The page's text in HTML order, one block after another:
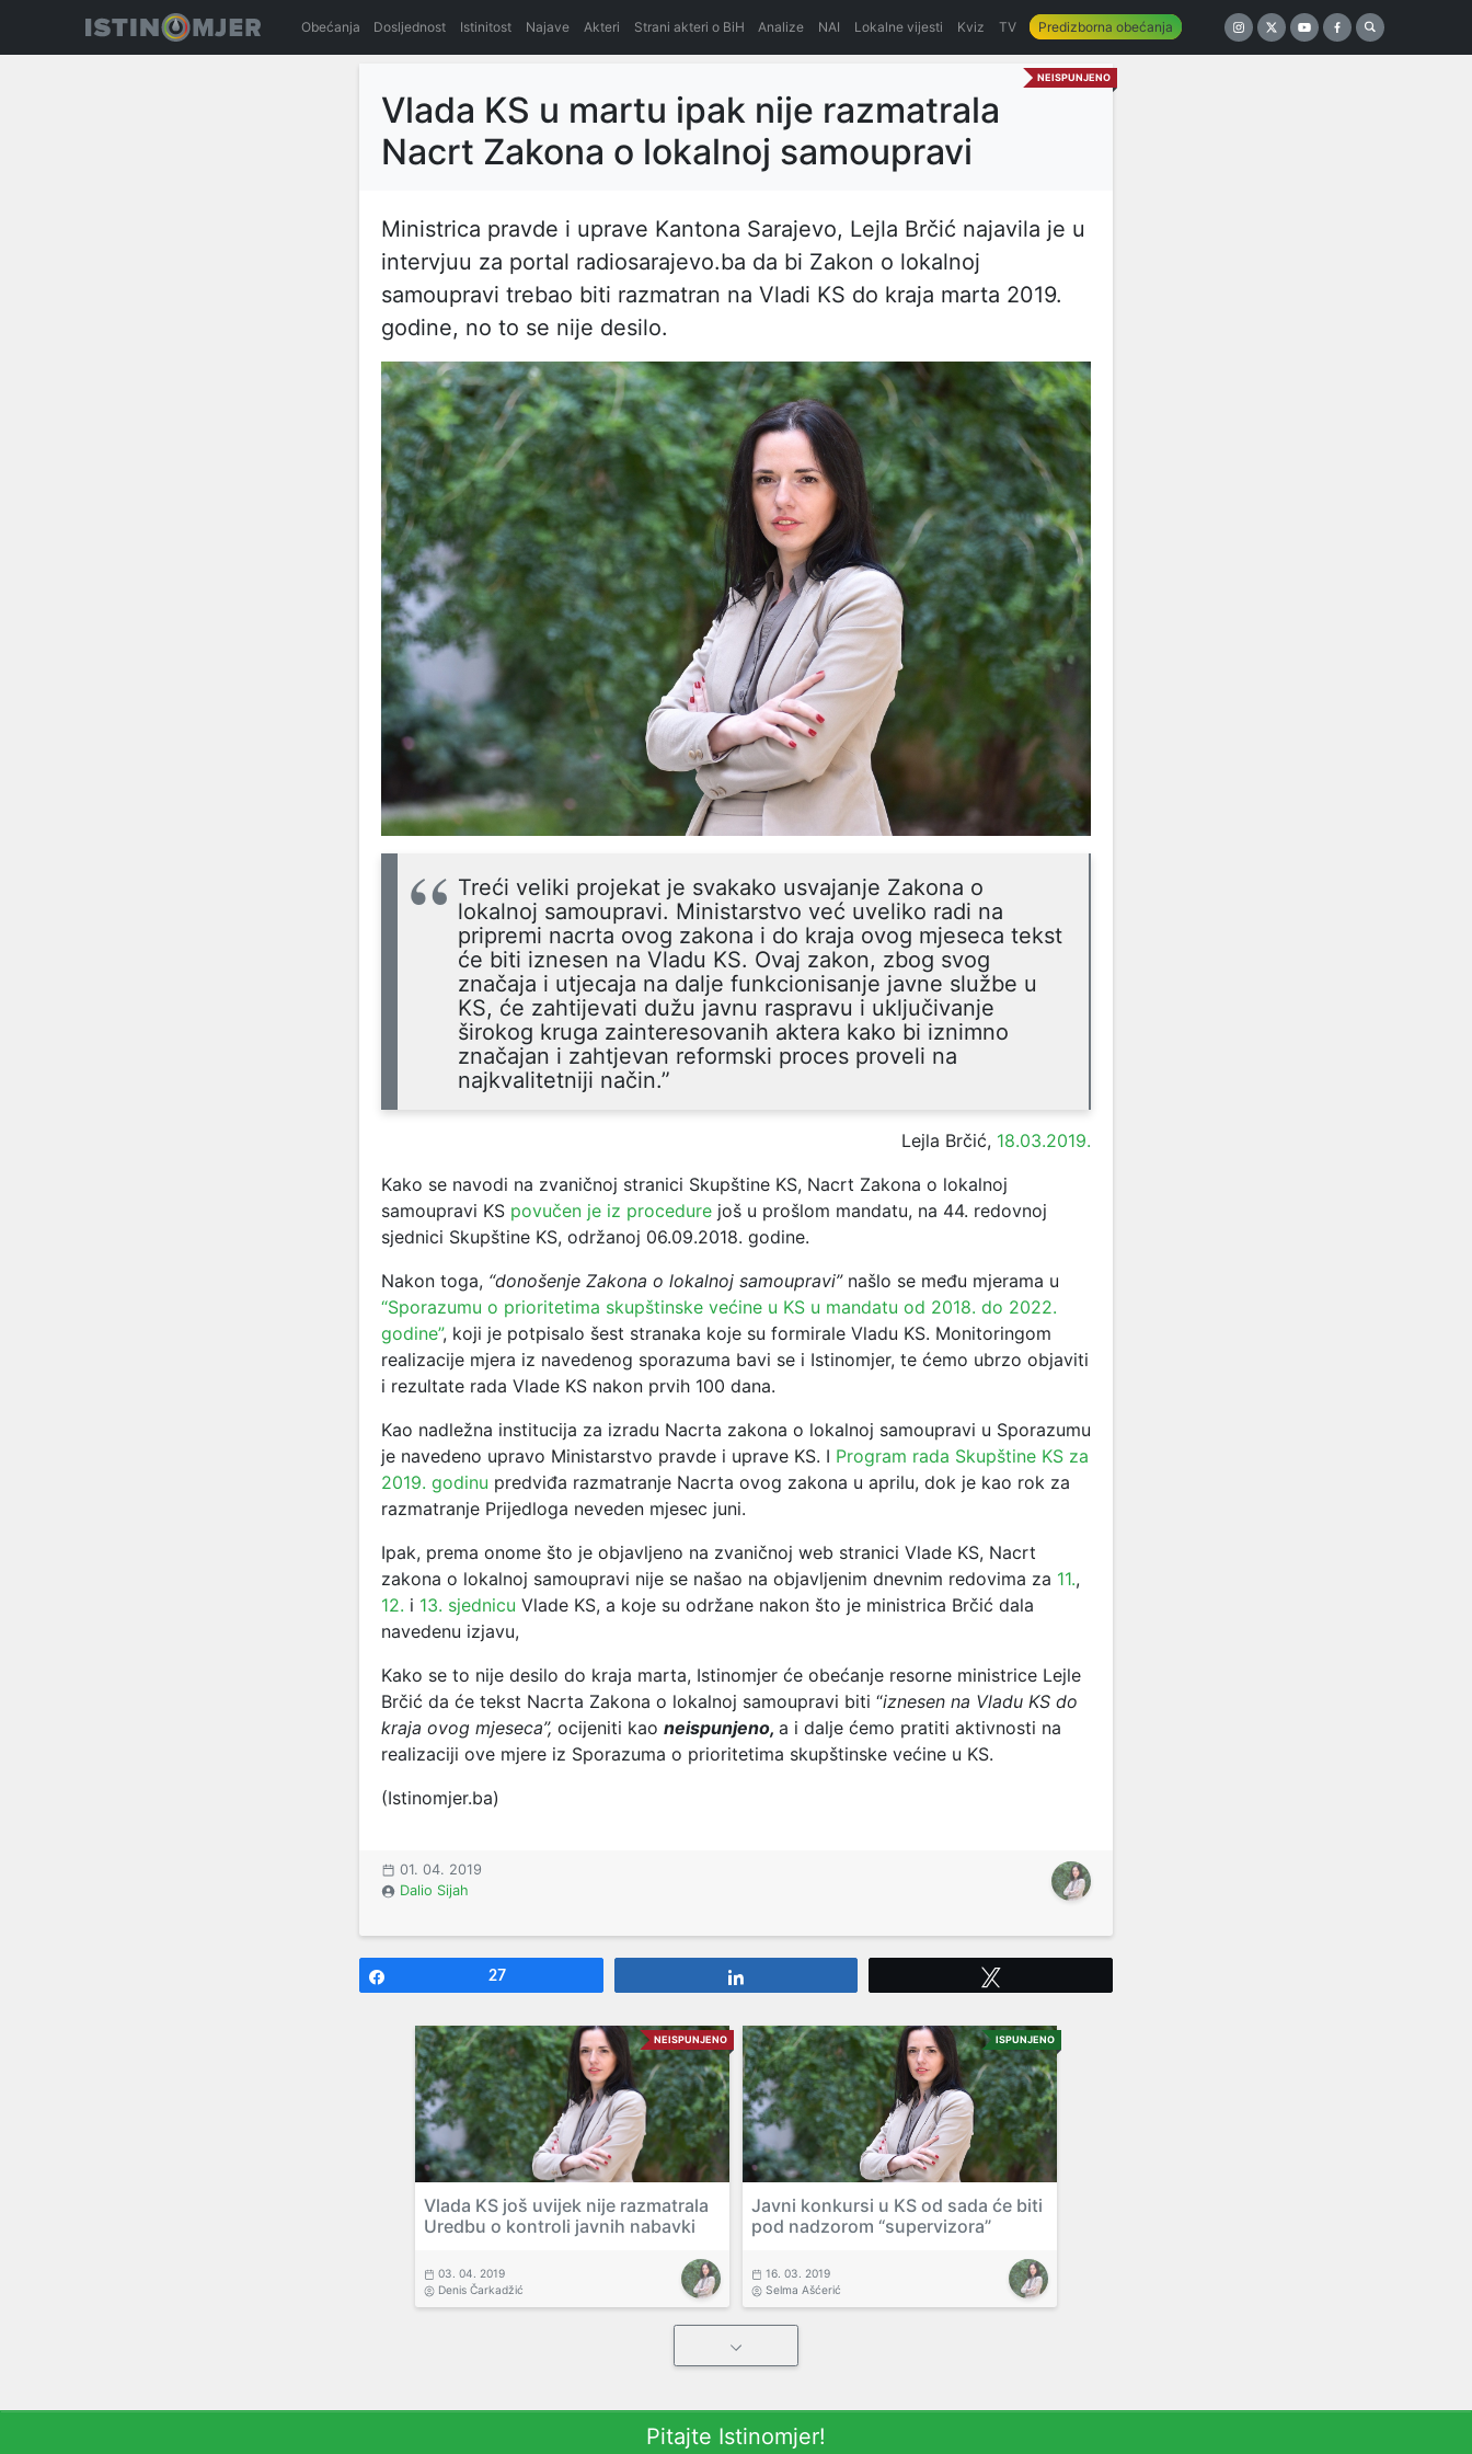
Obećanja Dosljednost Istinitost Najave Akteri Strani akteri o BiH Analize NAI Lokalne vijesti Kviz TV Predizborna obećanja
NEISPUNJENO
Vlada KS u martu ipak nije razmatrala
Nacrt Zakona o lokalnoj samoupravi
Ministrica pravde i uprave Kantona Sarajevo, Lejla Brčić najavila je u
intervjuu za portal radiosarajevo.ba da bi Zakon o lokalnoj
samoupravi trebao biti razmatran na Vladi KS do kraja marta 2019.
godine, no to se nije desilo.
Treći veliki projekat je svakako usvajanje Zakona o
lokalnoj samoupravi. Ministarstvo već uveliko radi na
pripremi nacrta ovog zakona i do kraja ovog mjeseca tekst
će biti iznesen na Vladu KS. Ovaj zakon, zbog svog
značaja i utjecaja na dalje funkcionisanje javne službe u
KS, će zahtijevati dužu javnu raspravu i uključivanje
širokog kruga zainteresovanih aktera kako bi iznimno
značajan i zahtjevan reformski proces proveli na
najkvalitetniji način.”
Lejla Brčić, 18.03.2019.
Kako se navodi na zvaničnoj stranici Skupštine KS, Nacrt Zakona o lokalnoj
samoupravi KS povučen je iz procedure još u prošlom mandatu, na 44. redovnoj
sjednici Skupštine KS, održanoj 06.09.2018. godine.
Nakon toga, “donošenje Zakona o lokalnoj samoupravi”našlo se među mjerama u
“Sporazumu o prioritetima skupštinske većine u KS u mandatu od 2018. do 2022.
godine”, koji je potpisalo šest stranaka koje su formirale Vladu KS. Monitoringom
realizacije mjera iz navedenog sporazuma bavi se i Istinomjer, te ćemo ubrzo objaviti
i rezultate rada Vlade KS nakon prvih 100 dana.
Kao nadležna institucija za izradu Nacrta zakona o lokalnoj samoupravi u Sporazumu
je navedeno upravo Ministarstvo pravde i uprave KS. I Program rada Skupštine KS za
2019. godinu predviđa razmatranje Nacrta ovog zakona u aprilu, dok je kao rok za
razmatranje Prijedloga neveden mjesec juni.
Ipak, prema onome što je objavljeno na zvaničnoj web stranici Vlade KS, Nacrt
zakona o lokalnoj samoupravi nije se našao na objavljenim dnevnim redovima za 11.,
12. i 13. sjednicu Vlade KS, a koje su održane nakon što je ministrica Brčić dala
navedenu izjavu,
Kako se to nije desilo do kraja marta, Istinomjer će obećanje resorne ministrice Lejle
Brčić da će tekst Nacrta Zakona o lokalnoj samoupravi biti “iznesen na Vladu KS do
kraja ovog mjeseca”, ocijeniti kao neispunjeno, a i dalje ćemo pratiti aktivnosti na
realizaciji ove mjere iz Sporazuma o prioritetima skupštinske većine u KS.
(Istinomjer.ba)
01. 04. 2019
Dalio Sijah
27
NEISPUNJENO
Vlada KS još uvijek nije razmatrala
Uredbu o kontroli javnih nabavki
03. 04. 2019
Denis Čarkadžić
ISPUNJENO
Javni konkursi u KS od sada će biti
pod nadzorom “supervizora”
16. 03. 2019
Selma Ašćerić
Pitajte Istinomjer!